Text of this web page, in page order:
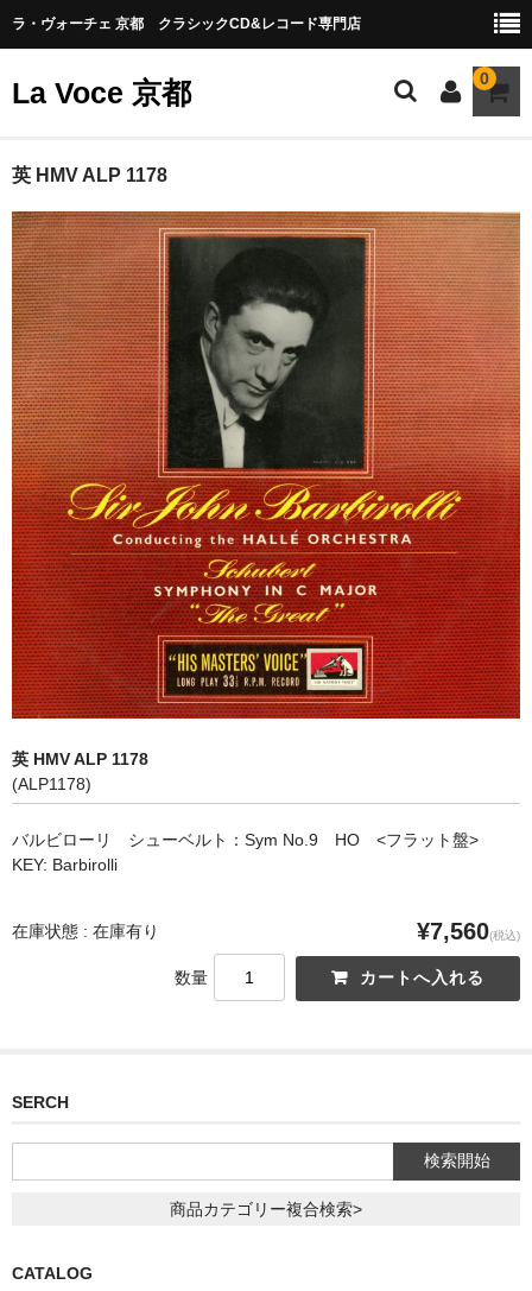
ラ・ヴォーチェ 京都 クラシックCD&レコード専門店
La Voce 京都 0
CATALOG LP
New arrival
交響曲・管弦楽曲
協奏曲
室内楽曲
器楽曲
声楽曲
合唱
オペラ
歌曲
古楽曲
CD&BOOK
PICK UP
ORDER
NEWS
英 HMV ALP 1178
英 HMV ALP 1178
(ALP1178)
バルビローリ シューベルト：Sym No.9 HO <フラット盤>
KEY: Barbirolli
在庫状態 : 在庫有り ¥7,560(税込)
数量
SERCH
商品カテゴリー複合検索>
CATALOG